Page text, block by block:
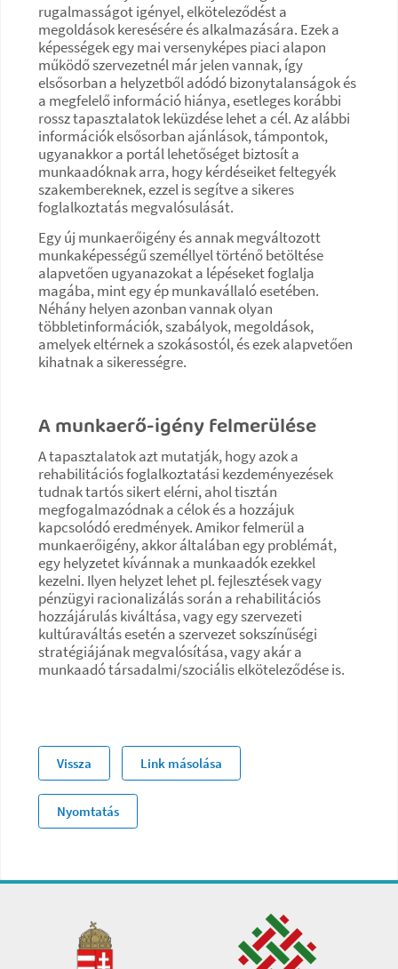
rugalmasságot igényel, elköteleződést a
megoldások keresésére és alkalmazására. Ezek a
képességek egy mai versenyképes piaci alapon
működő szervezetnél már jelen vannak, így
elsősorban a helyzetből adódó bizonytalanságok és
a megfelelő információ hiánya, esetleges korábbi
rossz tapasztalatok leküzdése lehet a cél. Az alábbi
információk elsősorban ajánlások, támpontok,
ugyanakkor a portál lehetőséget biztosít a
munkaadóknak arra, hogy kérdéseiket feltegyék
szakembereknek, ezzel is segítve a sikeres
foglalkoztatás megvalósulását.
Egy új munkaerőigény és annak megváltozott
munkaképességű személlyel történő betöltése
alapvetően ugyanazokat a lépéseket foglalja
magába, mint egy ép munkavállaló esetében.
Néhány helyen azonban vannak olyan
többletinformációk, szabályok, megoldások,
amelyek eltérnek a szokásostól, és ezek alapvetően
kihatnak a sikerességre.
A munkaerő-igény felmerülése
A tapasztalatok azt mutatják, hogy azok a
rehabilitációs foglalkoztatási kezdeményezések
tudnak tartós sikert elérni, ahol tisztán
megfogalmazódnak a célok és a hozzájuk
kapcsolódó eredmények. Amikor felmerül a
munkaerőigény, akkor általában egy problémát,
egy helyzetet kívánnak a munkaadók ezekkel
kezelni. Ilyen helyzet lehet pl. fejlesztések vagy
pénzügyi racionalizálás során a rehabilitációs
hozzájárulás kiváltása, vagy egy szervezeti
kultúraváltás esetén a szervezet sokszínűségi
stratégiájának megvalósítása, vagy akár a
munkaadó társadalmi/szociális elköteleződése is.
Vissza Link másolása
Nyomtatás